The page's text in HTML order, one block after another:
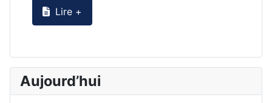
Lire +
Aujourd’hui